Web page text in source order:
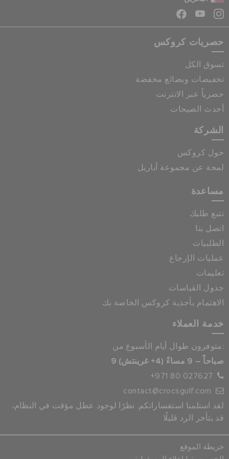
حصريات كروكس
تسوق الكل
تخفيضات وبضائع مخفضة
حصرياً عبر الانترنت
أحدث الصيحات
الشركة
حول كروكس
لمحة عن مجموعة أباريل
مساعدة
تتبع طلبك
اتصل بنا
الطلبيات
عمليات الإرجاع
تعليمات
جدول القياسات
الاهتمام بأحذية كروكس الخاصة بك
خدمة العملاء
متوفرون طوال أيام الأسبوع من:
9 صباحاً – 9 مساءً (4+ غرينتش)
+971 80 027627
contact@crocsgulf.com
لقد استلمنا استفساراتكم. نظرًا لوجود عطل مؤقت في النظام،
قد يتأخر الرد قليلًا
خريطة الموقع